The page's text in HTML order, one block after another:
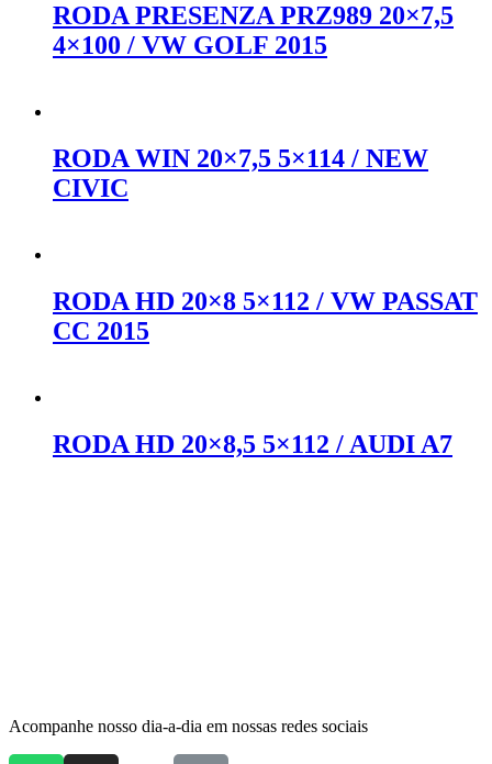
RODA PRESENZA PRZ989 20×7,5
4×100 / VW GOLF 2015
RODA WIN 20×7,5 5×114 / NEW
CIVIC
RODA HD 20×8 5×112 / VW PASSAT
CC 2015
RODA HD 20×8,5 5×112 / AUDI A7
Acompanhe nosso dia-a-dia em nossas redes sociais